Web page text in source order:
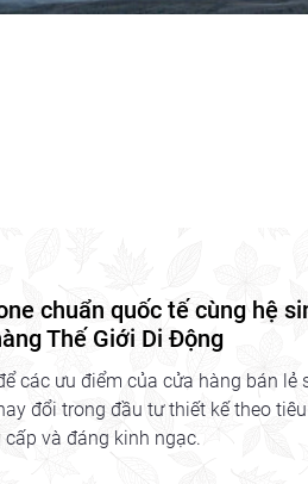
chuẩn quốc tế cùng hệ
Thế Giới Di Động
các ưu điểm của cửa hàng bán lẻ
đổi trong đầu tư thiết kế theo
và đáng kinh ngạc.